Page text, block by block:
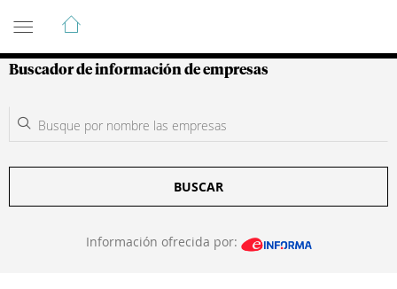
Guía de Empresas Colombianas
Buscador de información de empresas
BUSCAR
Información ofrecida por: